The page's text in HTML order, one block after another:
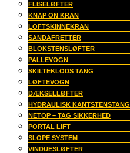
FLISELØFTER
KNAP ON KRAN
LOFTSKINNEKRAN
SANDAFRETTER
BLOKSTENSLØFTER
PALLEVOGN
SKILTEKLODS TANG
LØFTEVOGN
DÆKSELLØFTER
HYDRAULISK KANTSTENSTANG
NETOP – TAG SIKKERHED
PORTAL LIFT
SLOPE SYSTEM
VINDUESLØFTER